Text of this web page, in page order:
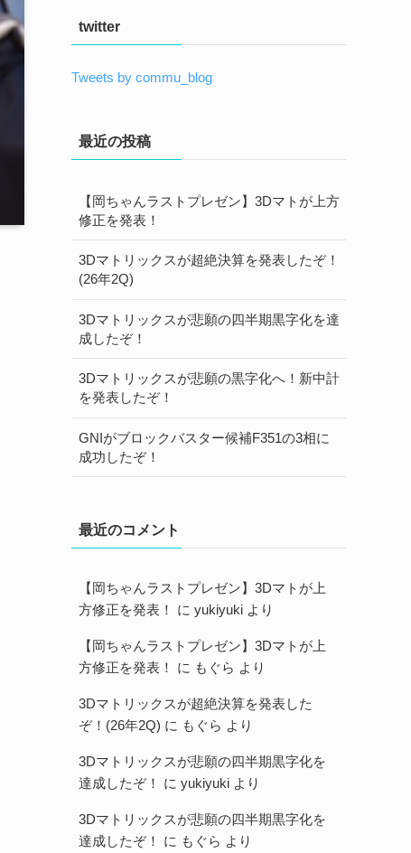
twitter
Tweets by commu_blog
最近の投稿
【岡ちゃんラストプレゼン】3Dマトが上方
修正を発表！
3Dマトリックスが超絶決算を発表したぞ！
(26年2Q)
3Dマトリックスが悲願の四半期黒字化を達
成したぞ！
3Dマトリックスが悲願の黒字化へ！新中計
を発表したぞ！
GNIがブロックバスター候補F351の3相に
成功したぞ！
最近のコメント
【岡ちゃんラストプレゼン】3Dマトが上
方修正を発表！
に yukiyuki より
【岡ちゃんラストプレゼン】3Dマトが上
方修正を発表！
に もぐら より
3Dマトリックスが超絶決算を発表した
ぞ！(26年2Q) に もぐら より
3Dマトリックスが悲願の四半期黒字化を
達成したぞ！
に yukiyuki より
3Dマトリックスが悲願の四半期黒字化を
達成したぞ！
に もぐら より